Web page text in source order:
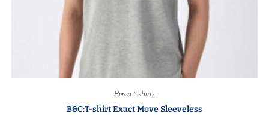
Heren t-shirts
B&C:T-shirt Exact Move Sleeveless